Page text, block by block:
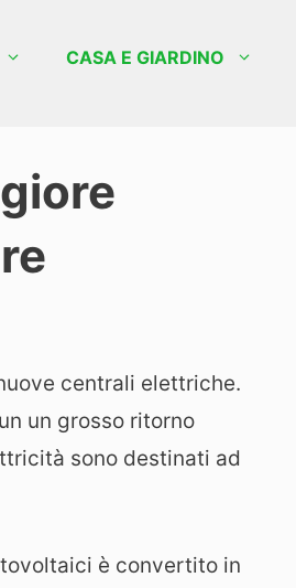
CASA E GIARDINO
centrali elettriche.
un grosso ritorno
sono destinati ad
è convertito in